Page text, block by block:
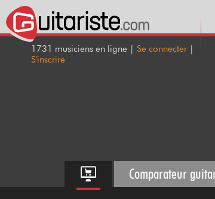
1731 musiciens en ligne | Se connecter |
S'inscrire
Comparateur